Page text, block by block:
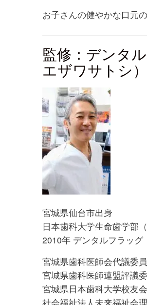
お子さんの健やかな口元
監修：デンタ
エザワサトシ）
宮城県仙台市出身
日本歯科大学生命歯学部
2010年 デンタルフラッ
宮城県歯科医師会代議委員
宮城県歯科医師連盟評議
宮城県日本歯科大学校友
社会福祉法人未来福祉会